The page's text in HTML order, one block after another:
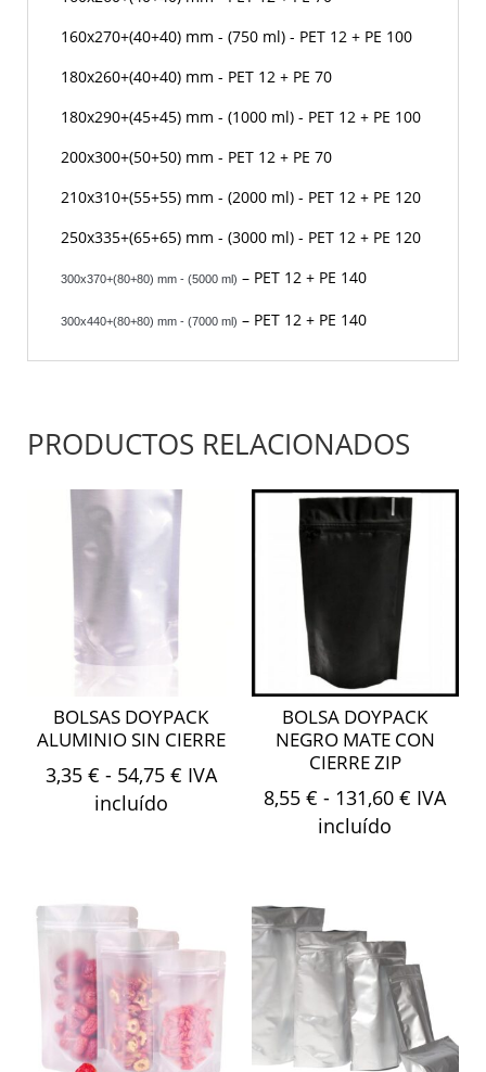
160x270+(40+40) mm - (750 ml) - PET 12 + PE 100
180x260+(40+40) mm - PET 12 + PE 70
180x290+(45+45) mm - (1000 ml) - PET 12 + PE 100
200x300+(50+50) mm - PET 12 + PE 70
210x310+(55+55) mm - (2000 ml) - PET 12 + PE 120
250x335+(65+65) mm - (3000 ml) - PET 12 + PE 120
300x370+(80+80) mm - (5000 ml) – PET 12 + PE 140
300x440+(80+80) mm - (7000 ml) – PET 12 + PE 140
PRODUCTOS RELACIONADOS
BOLSAS DOYPACK
ALUMINIO SIN CIERRE
3,35 € - 54,75 €Rango
IVA
incluído
BOLSA DOYPACK
NEGRO MATE CON
CIERRE ZIP
8,55€ - 131,60€ Rango
131,60 €
IVA
incluído